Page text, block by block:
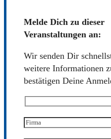
Melde Dich zu dieser
Veranstaltungen an:
Wir senden Dir
weitere Informationen
bestätigen Deine